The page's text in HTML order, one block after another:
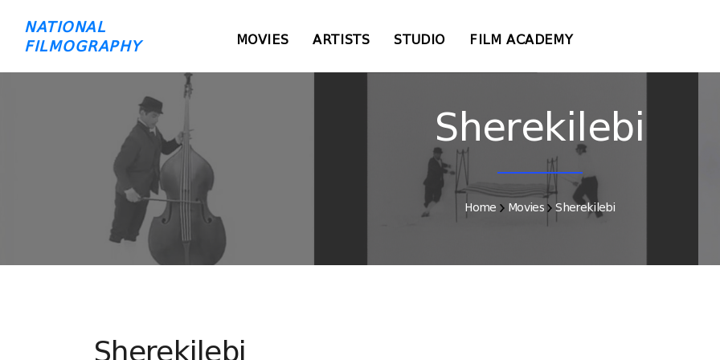
NATIONAL
FILMOGRAPHY
MOVIES ARTISTS STUDIO FILM ACADEMY
Sherekilebi
Home Movies Sherekilebi
Sherekilebi